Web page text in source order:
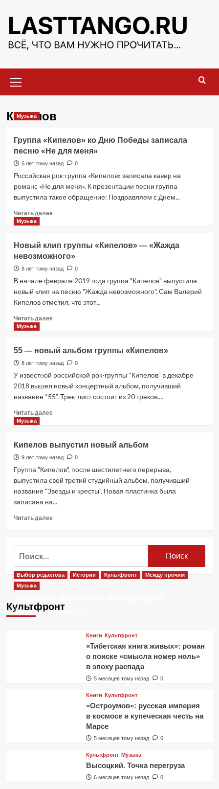
содержимому
меню
Кипелов
Музыка
Группа «Кипелов» ко Дню Победы записала
песню «Не для меня»
6 лет тому назад 0
Российская рок-группа «Кипелов» записала кавер на
романс «Не для меня». К презентации песни группа
выпустила такое обращение: Поздравляем с Днем...
Читать далееПрочитать
«Кипелов»
ко
Дню
записала
песню
«Не
Музыка
Новый клип группы «Кипелов» — «Жажда
невозможного»
8 лет тому назад 0
В начале февраля 2019 года группа "Кипелов" выпустила
новый клип на песню "Жажда невозможного". Сам Валерий
Кипелов отметил, что этот...
Читать далееПрочитать
клип
группы
«Кипелов»
невозможного»
Музыка
55 — новый альбом группы «Кипелов»
8 лет тому назад 0
У известной российской рок-группы “Кипелов” в декабре
2018 вышел новый концертный альбом, получивший
название “55”. Трек-лист состоит из 20 треков,...
Читать далееПрочитать
—
новый
альбом
«Кипелов»
Музыка
Кипелов выпустил новый альбом
9 лет тому назад 0
Группа "Кипелов", после шестилетнего перерыва,
выпустила свой третий студийный альбом, получивший
название "Звезды и кресты". Новая пластинка была
записана на...
Читать далееПрочитать
Кипелов
альбом
Культфронт
Выбор редактора Истории Культфронт
Между прочим
Музыка
2 месяца тому назад
Книги Культфронт
«Тибетская книга живых»: роман
о поиске «смысла номер ноль»
в эпоху распада
5 месяцев тому назад 0
Книги Культфронт
«Остроумов»: русская империя
в космосе и купеческая честь на
Марсе
5 месяцев тому назад 0
Культфронт Музыка
Высоцкий. Точка перегруза
6 месяцев тому назад 0